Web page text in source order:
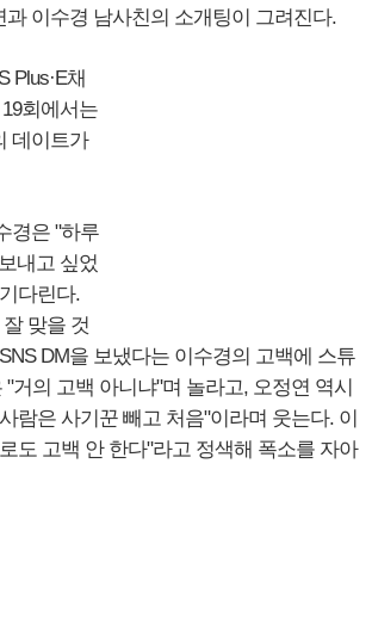
과 이수경 남사친의 소개팅이 그려진다.
Plus·E채
회에서는
데이트가
경은 "하루
내고 싶었
다린다.
맞을 것
DM을 보냈다는 이수경의 고백에 스튜
거의 고백 아니냐"며 놀라고, 오정연 역시
람은 사기꾼 빼고 처음"이라며 웃는다. 이
도 고백 안 한다"라고 정색해 폭소를 자아